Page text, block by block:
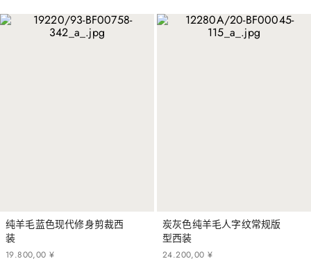
纯羊毛蓝色现代修身剪裁西
装
¥
19 ,
800
. 00
炭灰色纯羊毛人字纹常规版
型西装
¥
24 ,
200
. 00